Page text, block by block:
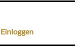
Einloggen